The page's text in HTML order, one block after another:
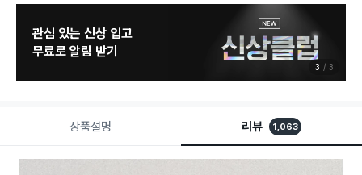
관심 있는 신상 입고
무료로 알림 받기
3 3
상품설명 리뷰 1,063